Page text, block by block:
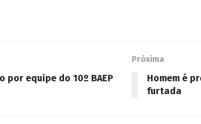
equipe do 10º BAEP
Próxima
Homem é
furtada